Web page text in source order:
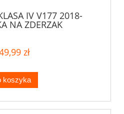
IV V177 2018-
NA ZDERZAK
zł
koszyka